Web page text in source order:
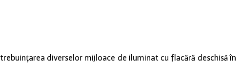
diverselor mijloace de iluminat cu flacără deschisă în